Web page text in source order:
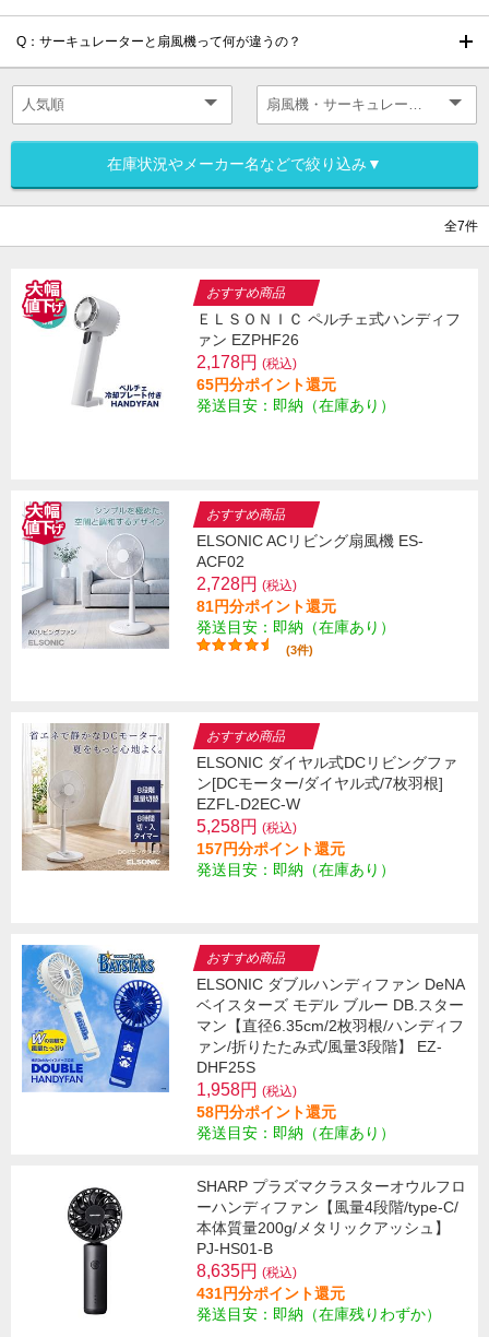
Q：サーキュレーターと扇風機って何が違うの？
在庫状況やメーカー名などで絞り込み▼
全7件
おすすめ商品
ＥＬＳＯＮＩＣ ペルチェ式ハンディフ
ァン EZPHF26
2,178円 (税込)
65円分ポイント還元
発送目安：即納（在庫あり）
おすすめ商品
ELSONIC ACリビング扇風機 ES-
ACF02
2,728円 (税込)
81円分ポイント還元
発送目安：即納（在庫あり）
(3件)
おすすめ商品
ELSONIC ダイヤル式DCリビングファ
ン[DCモーター/ダイヤル式/7枚羽根]
EZFL-D2EC-W
5,258円 (税込)
157円分ポイント還元
発送目安：即納（在庫あり）
おすすめ商品
ELSONIC ダブルハンディファン DeNA
ベイスターズ モデル ブルー DB.スター
マン【直径6.35cm/2枚羽根/ハンディフ
ァン/折りたたみ式/風量3段階】 EZ-
DHF25S
1,958円 (税込)
58円分ポイント還元
発送目安：即納（在庫あり）
SHARP プラズマクラスターオウルフロ
ーハンディファン【風量4段階/type-C/
本体質量200g/メタリックアッシュ】
PJ-HS01-B
8,635円 (税込)
431円分ポイント還元
発送目安：即納（在庫残りわずか）